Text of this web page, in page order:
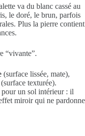
va du blanc cassé au
le doré, le brun, parfois
Plus la pierre contient
“vivante”.
(surface lissée, mate),
texturée).
un sol intérieur : il
miroir qui ne pardonne